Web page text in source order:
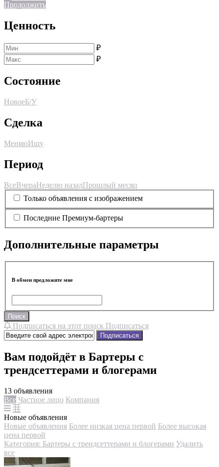
Продолжить
Ценность
₽
₽
Состояние
НовоеБ/У
Сделка
МеняюИщу
Период
ВсеВчераНеделю назадПрошлый месяц
Только объявления с изображением
Последние Премиум-бартеры
Дополнительные параметры
В обмен предложите мне
Поиск
Подписаться на этот поиск Подписаться
Подписаться
Вам подойдёт в Бартеры с
трендсеттерами и блогерами
13 объявления
Все Частное лицо Компания
Новые объявления
Новые объявления Более низкая цена первой Более высокая
цена первой
Категория: Бартеры с трендсеттерами и блогерами Удалить
все